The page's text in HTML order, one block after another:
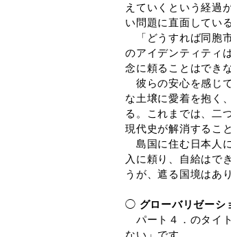
えていくという経過
い問題に直面してい
「どうすれば同胞
のアイデンティティ
念に頼ることはできな
彼らの安心を感じ
な土壌に愛着を抱く
る。これまでは、二
現代史が解消するこ
島国に住む日本人
入に頼り、自給はで
うが、遮る国境はあ
◯ グローバリゼーシ
パート４．のタイ
ない」です。